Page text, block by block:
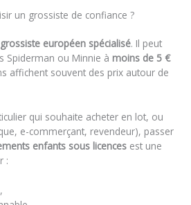
un grossiste de confiance ?
grossiste européen spécialisé. Il peut
Spiderman ou Minnie à moins de 5 €
affichent souvent des prix autour de
qui souhaite acheter en lot, ou
e-commerçant, revendeur), passer
enfants sous licences est une
: